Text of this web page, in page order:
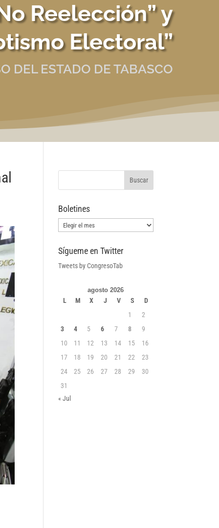
Reelección” y
Electoral”
DEL ESTADO DE TABASCO
Boletines
Boletines
Sígueme en Twitter
Tweets by CongresoTab
agosto 2026
L M X J V S
D
1
2
3
4 5 6 7 8
9
10
11 12 13 14 15
16
17
18 19 20 21 22
23
24
25 26 27 28 29
30
31
« Jul